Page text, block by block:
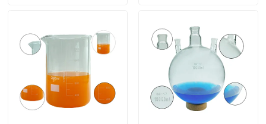
Matérias-primas químicas diárias
Matéria prima inorgánica dos produtos químicos